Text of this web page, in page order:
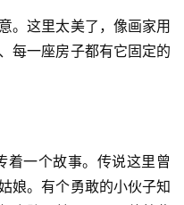
。这里太美了，像画家用
每一座房子都有它固定的
着一个故事。传说这里曾
娘。有个勇敢的小伙子知